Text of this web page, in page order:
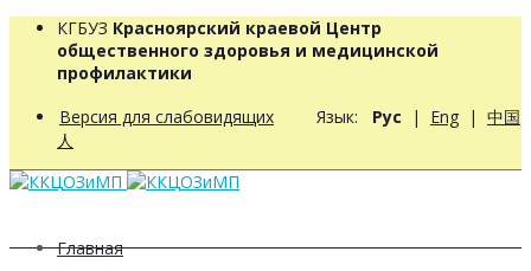
КГБУЗ Красноярский краевой Центр
общественного здоровья и медицинской
профилактики
Версия для слабовидящих Язык: Рус | Eng | 中国
人
Главная